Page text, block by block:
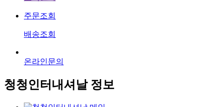
주문조회
배송조회
온라인문의
청청인터내셔날 정보